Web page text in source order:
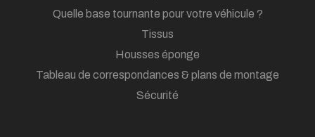
Quelle base tournante pour votre véhicule ?
Tissus
Housses éponge
Tableau de correspondances & plans de montage
Sécurité